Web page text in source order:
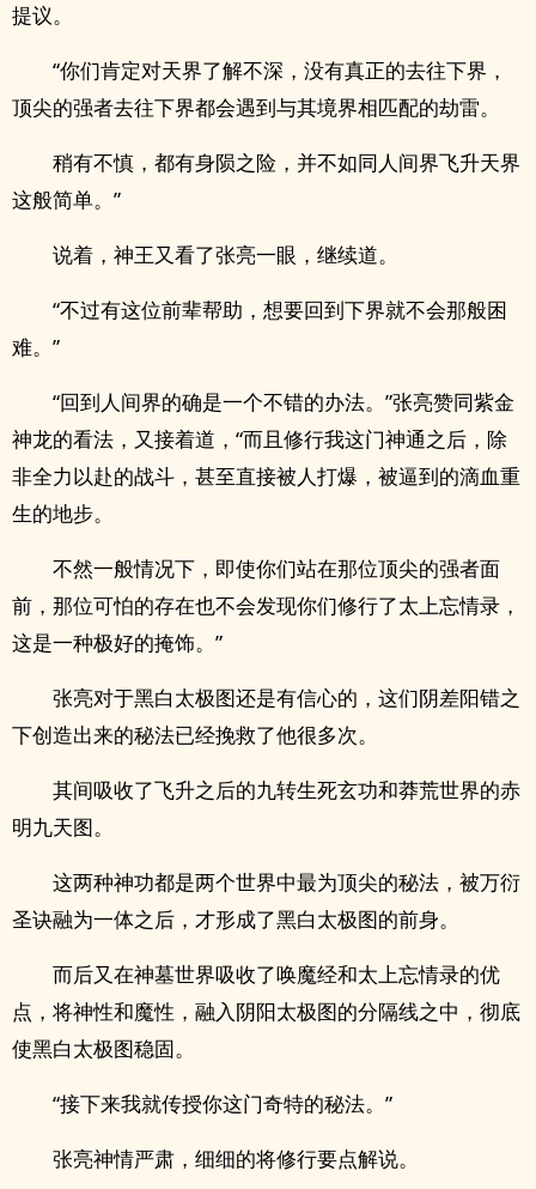
提议。
“你们肯定对天界了解不深，没有真正的去往下界，
顶尖的强者去往下界都会遇到与其境界相匹配的劫雷。
稍有不慎，都有身陨之险，并不如同人间界飞升天界
这般简单。”
说着，神王又看了张亮一眼，继续道。
“不过有这位前辈帮助，想要回到下界就不会那般困
难。”
“回到人间界的确是一个不错的办法。”张亮赞同紫金
神龙的看法，又接着道，“而且修行我这门神通之后，除
非全力以赴的战斗，甚至直接被人打爆，被逼到的滴血重
生的地步。
不然一般情况下，即使你们站在那位顶尖的强者面
前，那位可怕的存在也不会发现你们修行了太上忘情录，
这是一种极好的掩饰。”
张亮对于黑白太极图还是有信心的，这们阴差阳错之
下创造出来的秘法已经挽救了他很多次。
其间吸收了飞升之后的九转生死玄功和莽荒世界的赤
明九天图。
这两种神功都是两个世界中最为顶尖的秘法，被万衍
圣诀融为一体之后，才形成了黑白太极图的前身。
而后又在神墓世界吸收了唤魔经和太上忘情录的优
点，将神性和魔性，融入阴阳太极图的分隔线之中，彻底
使黑白太极图稳固。
“接下来我就传授你这门奇特的秘法。”
张亮神情严肃，细细的将修行要点解说。